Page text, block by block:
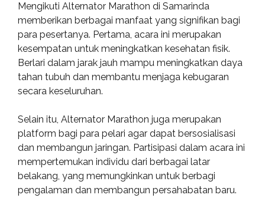
Mengikuti Alternator Marathon di Samarinda
memberikan berbagai manfaat yang signifikan bagi
para pesertanya. Pertama, acara ini merupakan
kesempatan untuk meningkatkan kesehatan fisik.
Berlari dalam jarak jauh mampu meningkatkan daya
tahan tubuh dan membantu menjaga kebugaran
secara keseluruhan.
Selain itu, Alternator Marathon juga merupakan
platform bagi para pelari agar dapat bersosialisasi
dan membangun jaringan. Partisipasi dalam acara ini
mempertemukan individu dari berbagai latar
belakang, yang memungkinkan untuk berbagi
pengalaman dan membangun persahabatan baru.